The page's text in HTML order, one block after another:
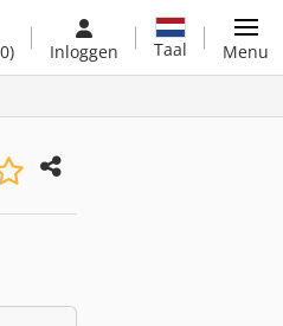
Inloggen Taal Menu